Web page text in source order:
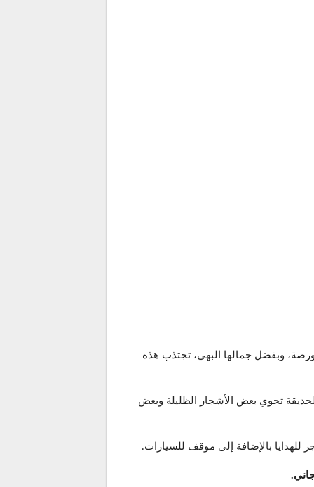
وبفضل جمالها البهي، تجتذب هذه
تحوي بعض الأشجار الظليلة وبعض
بالإضافة إلى موقف للسيارات.